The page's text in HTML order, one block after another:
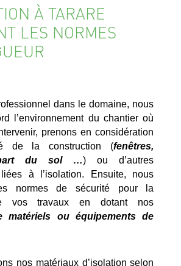
À TARARE
LES NORMES
dans le domaine, nous
l’environnement du chantier où
prenons en considération
de la construction (fenêtres,
du sol …) ou d’autres
à l’isolation. Ensuite, nous
normes de sécurité pour la
vos travaux en dotant nos
matériels ou équipements de
nos matériaux d’isolation selon